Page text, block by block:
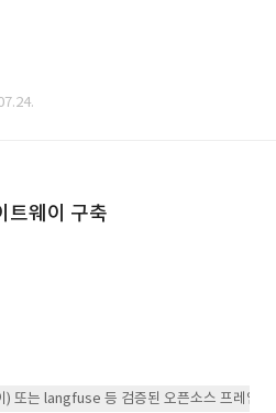
트웨이 구축
또는 langfuse 등 검증된 오픈소스 프레임워